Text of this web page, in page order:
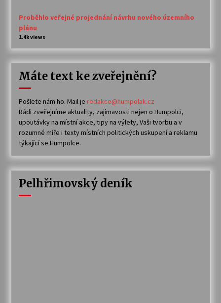
Proběhlo veřejné projednání návrhu nového územního
plánu
1.4k views
Máte text ke zveřejnění?
Pošlete nám ho. Mail je redakce@humpolak.cz
Rádi zveřejníme aktuality, zajímavosti nejen o Humpolci,
upoutávky na místní akce, tipy na výlety, Vaši tvorbu a v
rozumné míře i texty místních politických uskupení a reklamu
týkající se Humpolce.
Pelhřimovský deník